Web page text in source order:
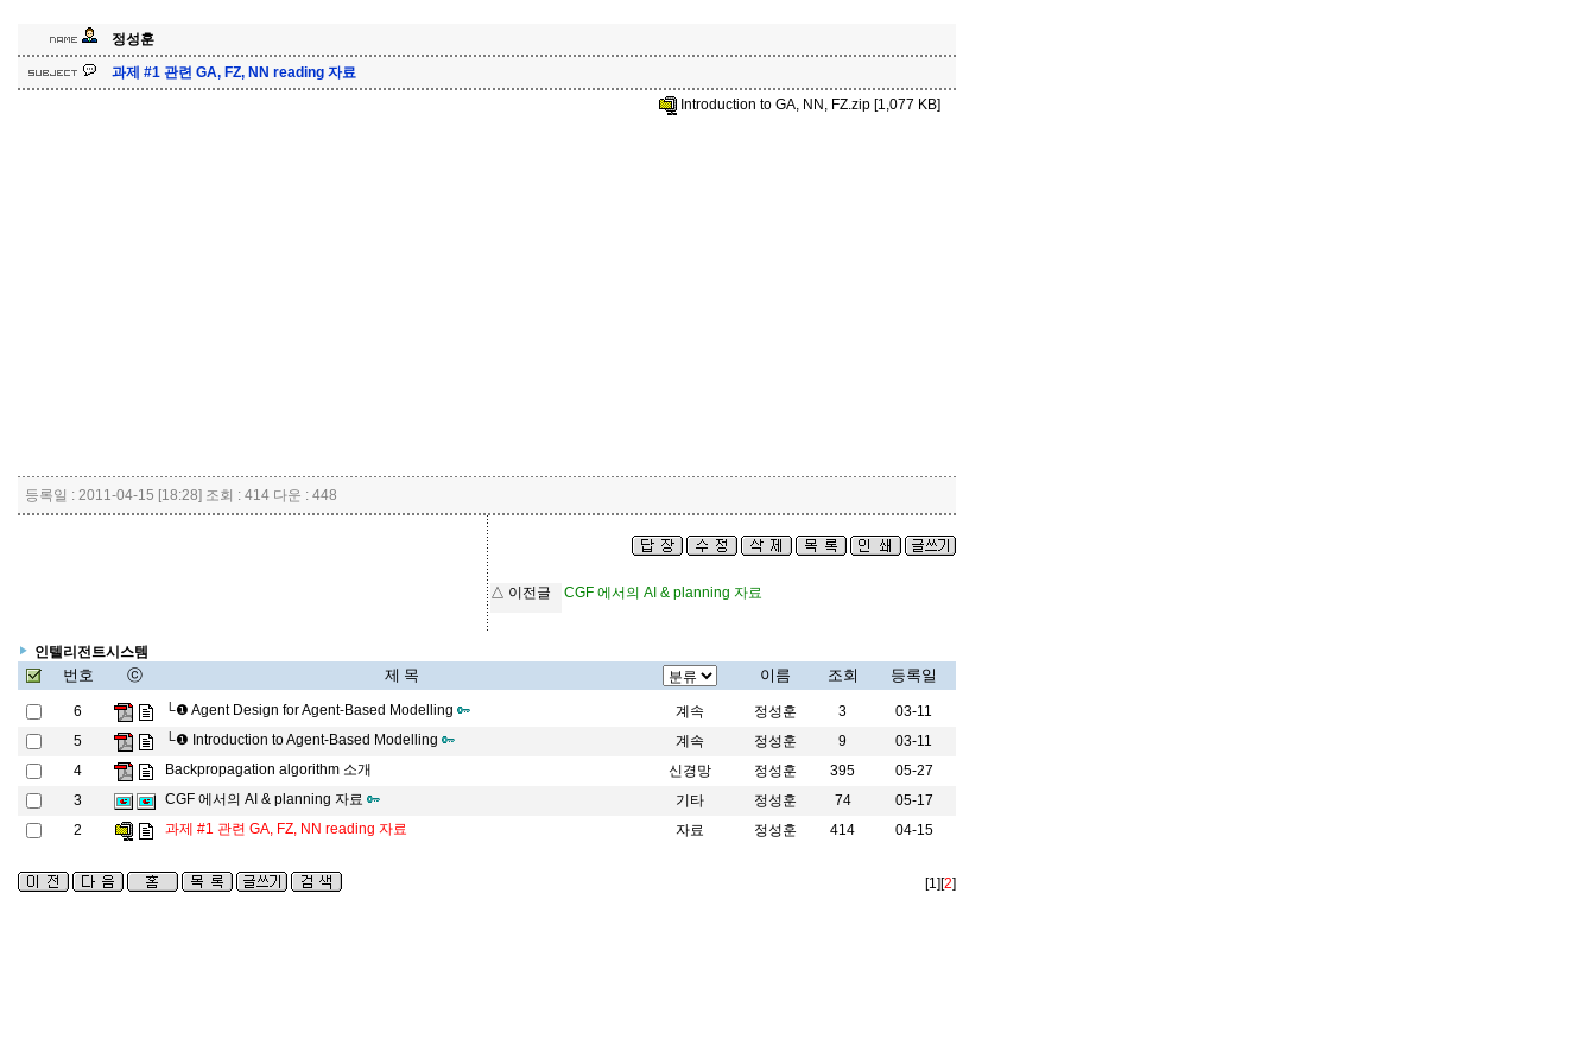
정성훈
과제 #1 관련 GA, FZ, NN reading 자료
Introduction to GA, NN, FZ.zip [1,077 KB]
등록일 : 2011-04-15 [18:28] 조회 : 414 다운 : 448
△ 이전글 CGF 에서의 AI & planning 자료
인텔리전트시스템
번호 ⓒ 제 목 이름 조회 등록일
6 └❶ Agent Design for Agent-Based Modelling 계속 정성훈 3
03-11
5
└❶ Introduction to Agent-Based Modelling 계속 정성훈 9
03-11
4
Backpropagation algorithm 소개 신경망 정성훈 395
05-27
3
CGF 에서의 AI & planning 자료 기타 정성훈 74
05-17
2
과제 #1 관련 GA, FZ, NN reading 자료 자료 정성훈 414 04-15
[1][2]